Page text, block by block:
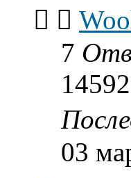
7
14592
03